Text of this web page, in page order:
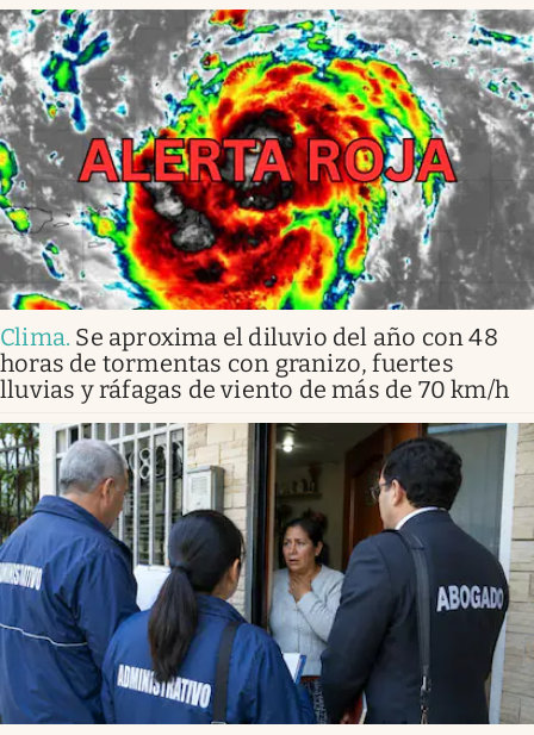
Clima. Se aproxima el diluvio del año con 48
horas de tormentas con granizo, fuertes
lluvias y ráfagas de viento de más de 70 km/h